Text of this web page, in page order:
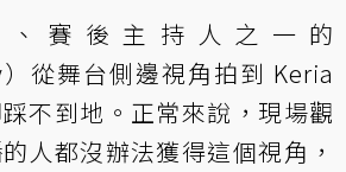
賽後主持人之一的
從舞台側邊視角拍到 Keria
不到地。正常來說，現場觀
人都沒辦法獲得這個視角，